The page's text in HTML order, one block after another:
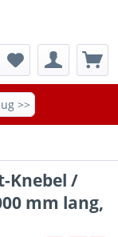
>>
Knebel /
mm lang,